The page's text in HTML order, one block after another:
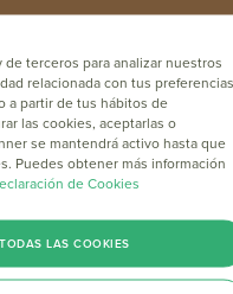
online
Marketing y
del sector a nivel
GRATIS
terceros para analizar nuestros
relacionada con tus
a partir de tus hábitos de
las cookies, aceptarlas o
se mantendrá activo hasta que
Puedes obtener más información
de Cookies
LAS COOKIES